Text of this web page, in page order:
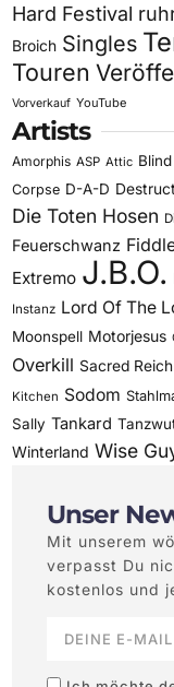
Hard Festival
Broich Singles
Touren
Vorverkauf YouTube
Artists
Amorphis ASP Attic
Corpse D-A-D
Die Toten Hosen
Feuerschwanz
Extremo J.B.O.
Instanz Lord Of The
Moonspell Motorjesus
Overkill Sacred Reich
Kitchen Sodom
Sally Tankard
Winterland Wise
Unser
Mit unserem
verpasst Du
kostenlos und